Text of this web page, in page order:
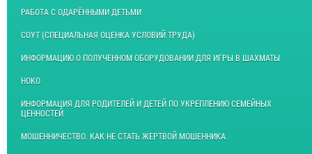
РАБОТА С ОДАРЁННЫМИ ДЕТЬМИ
СОУТ (СПЕЦИАЛЬНАЯ ОЦЕНКА УСЛОВИЙ ТРУДА)
ИНФОРМАЦИЮ О ПОЛУЧЕННОМ ОБОРУДОВАНИИ ДЛЯ ИГРЫ В ШАХМАТЫ
НОКО
ИНФОРМАЦИЯ ДЛЯ РОДИТЕЛЕЙ И ДЕТЕЙ ПО УКРЕПЛЕНИЮ СЕМЕЙНЫХ
ЦЕННОСТЕЙ
МОШЕННИЧЕСТВО. КАК НЕ СТАТЬ ЖЕРТВОЙ МОШЕННИКА.